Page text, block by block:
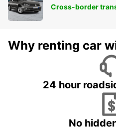
Cross-border
Why renting car
24 hour
No